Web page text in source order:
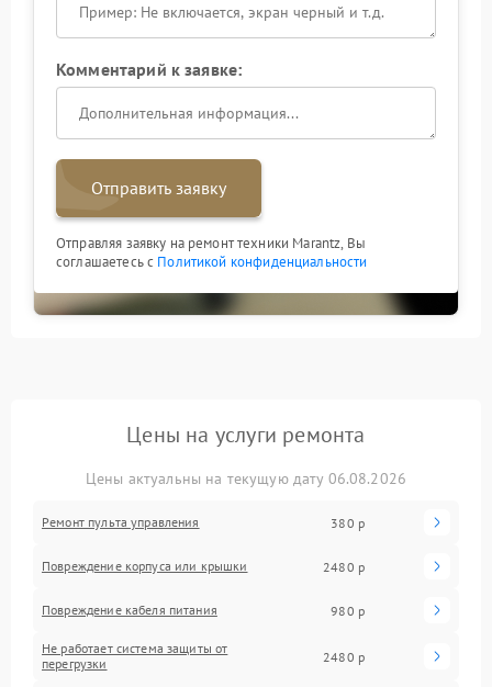
Комментарий к заявке:
Отправить заявку
Отправляя заявку на ремонт техники Marantz, Вы
соглашаетесь с Политикой конфиденциальности
Цены на услуги ремонта
Цены актуальны на текущую дату 06.08.2026
Ремонт пульта управления 380 р
Повреждение корпуса или крышки 2480 р
Повреждение кабеля питания 980 р
Не работает система защиты от
перегрузки
2480 р